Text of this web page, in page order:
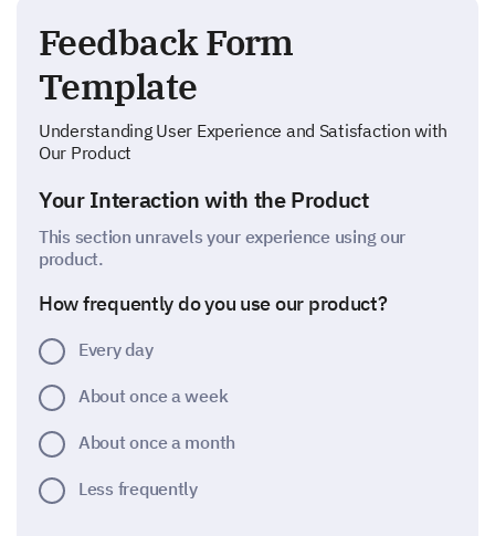
Feedback Form
Template
Understanding User Experience and Satisfaction with
Our Product
Your Interaction with the Product
This section unravels your experience using our
product.
How frequently do you use our product?
Every day
About once a week
About once a month
Less frequently